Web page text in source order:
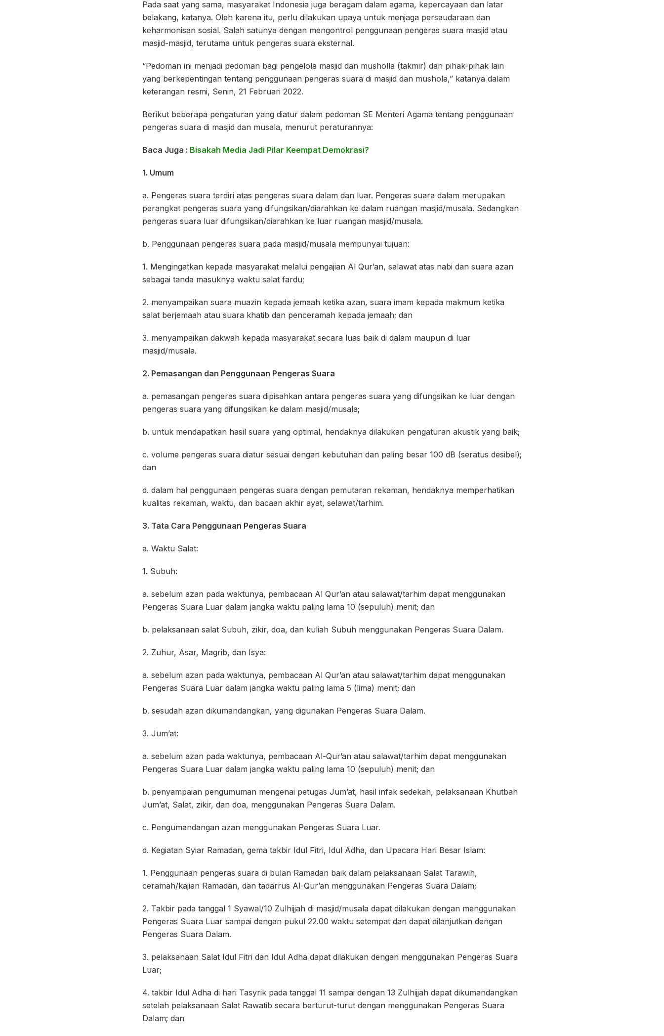
Pada saat yang sama, masyarakat Indonesia juga beragam dalam agama, kepercayaan dan latar
belakang, katanya. Oleh karena itu, perlu dilakukan upaya untuk menjaga persaudaraan dan
keharmonisan sosial. Salah satunya dengan mengontrol penggunaan pengeras suara masjid atau
masjid-masjid, terutama untuk pengeras suara eksternal.
“Pedoman ini menjadi pedoman bagi pengelola masjid dan musholla (takmir) dan pihak-pihak lain
yang berkepentingan tentang penggunaan pengeras suara di masjid dan mushola,” katanya dalam
keterangan resmi, Senin, 21 Februari 2022.
Berikut beberapa pengaturan yang diatur dalam pedoman SE Menteri Agama tentang penggunaan
pengeras suara di masjid dan musala, menurut peraturannya:
Baca Juga : Bisakah Media Jadi Pilar Keempat Demokrasi?
1. Umum
a. Pengeras suara terdiri atas pengeras suara dalam dan luar. Pengeras suara dalam merupakan
perangkat pengeras suara yang difungsikan/diarahkan ke dalam ruangan masjid/musala. Sedangkan
pengeras suara luar difungsikan/diarahkan ke luar ruangan masjid/musala.
b. Penggunaan pengeras suara pada masjid/musala mempunyai tujuan:
1. Mengingatkan kepada masyarakat melalui pengajian Al Qur’an, salawat atas nabi dan suara azan
sebagai tanda masuknya waktu salat fardu;
2. menyampaikan suara muazin kepada jemaah ketika azan, suara imam kepada makmum ketika
salat berjemaah atau suara khatib dan penceramah kepada jemaah; dan
3. menyampaikan dakwah kepada masyarakat secara luas baik di dalam maupun di luar
masjid/musala.
2. Pemasangan dan Penggunaan Pengeras Suara
a. pemasangan pengeras suara dipisahkan antara pengeras suara yang difungsikan ke luar dengan
pengeras suara yang difungsikan ke dalam masjid/musala;
b. untuk mendapatkan hasil suara yang optimal, hendaknya dilakukan pengaturan akustik yang baik;
c. volume pengeras suara diatur sesuai dengan kebutuhan dan paling besar 100 dB (seratus desibel);
dan
d. dalam hal penggunaan pengeras suara dengan pemutaran rekaman, hendaknya memperhatikan
kualitas rekaman, waktu, dan bacaan akhir ayat, selawat/tarhim.
3. Tata Cara Penggunaan Pengeras Suara
a. Waktu Salat:
1. Subuh:
a. sebelum azan pada waktunya, pembacaan Al Qur’an atau salawat/tarhim dapat menggunakan
Pengeras Suara Luar dalam jangka waktu paling lama 10 (sepuluh) menit; dan
b. pelaksanaan salat Subuh, zikir, doa, dan kuliah Subuh menggunakan Pengeras Suara Dalam.
2. Zuhur, Asar, Magrib, dan Isya:
a. sebelum azan pada waktunya, pembacaan Al Qur’an atau salawat/tarhim dapat menggunakan
Pengeras Suara Luar dalam jangka waktu paling lama 5 (lima) menit; dan
b. sesudah azan dikumandangkan, yang digunakan Pengeras Suara Dalam.
3. Jum’at:
a. sebelum azan pada waktunya, pembacaan Al-Qur’an atau salawat/tarhim dapat menggunakan
Pengeras Suara Luar dalam jangka waktu paling lama 10 (sepuluh) menit; dan
b. penyampaian pengumuman mengenai petugas Jum’at, hasil infak sedekah, pelaksanaan Khutbah
Jum’at, Salat, zikir, dan doa, menggunakan Pengeras Suara Dalam.
c. Pengumandangan azan menggunakan Pengeras Suara Luar.
d. Kegiatan Syiar Ramadan, gema takbir Idul Fitri, Idul Adha, dan Upacara Hari Besar Islam:
1. Penggunaan pengeras suara di bulan Ramadan baik dalam pelaksanaan Salat Tarawih,
ceramah/kajian Ramadan, dan tadarrus Al-Qur’an menggunakan Pengeras Suara Dalam;
2. Takbir pada tanggal 1 Syawal/10 Zulhijjah di masjid/musala dapat dilakukan dengan menggunakan
Pengeras Suara Luar sampai dengan pukul 22.00 waktu setempat dan dapat dilanjutkan dengan
Pengeras Suara Dalam.
3. pelaksanaan Salat Idul Fitri dan Idul Adha dapat dilakukan dengan menggunakan Pengeras Suara
Luar;
4. takbir Idul Adha di hari Tasyrik pada tanggal 11 sampai dengan 13 Zulhijjah dapat dikumandangkan
setelah pelaksanaan Salat Rawatib secara berturut-turut dengan menggunakan Pengeras Suara
Dalam; dan